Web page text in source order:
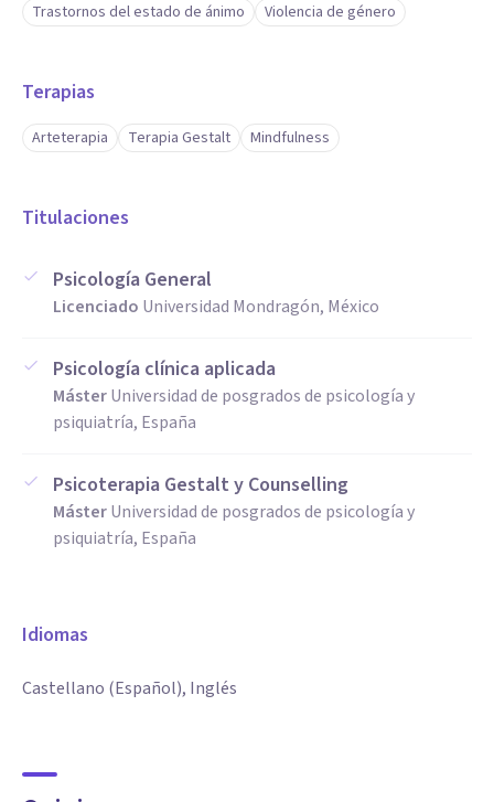
Trastornos del estado de ánimo
Violencia de género
Terapias
Arteterapia Terapia Gestalt Mindfulness
Titulaciones
Psicología General
Licenciado Universidad Mondragón, México
Psicología clínica aplicada
MásterUniversidad de posgrados de psicología y
psiquiatría, España
Psicoterapia Gestalt y Counselling
MásterUniversidad de posgrados de psicología y
psiquiatría, España
Idiomas
Castellano (Español), Inglés